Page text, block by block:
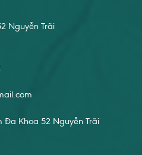
Nguyễn Trãi
Đa Khoa 52 Nguyễn Trãi